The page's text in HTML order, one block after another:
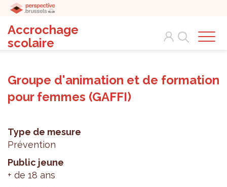
Accrochage
scolaire
Search
Groupe d'animation et de formation
pour femmes (GAFFI)
Type de mesure
Prévention
Public jeune
+ de 18 ans